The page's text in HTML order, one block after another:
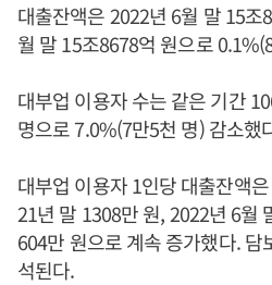
대출잔액은 2022년 6월 말 15
월 말 15조8678억 원으로
대부업 이용자 수는 같은 기간
명으로 7.0%(7만5천 명) 감소했
대부업 이용자 1인당 대출잔액
21년 말 1308만 원, 2022년 6월
604만 원으로 계속 증가했다.
석된다.